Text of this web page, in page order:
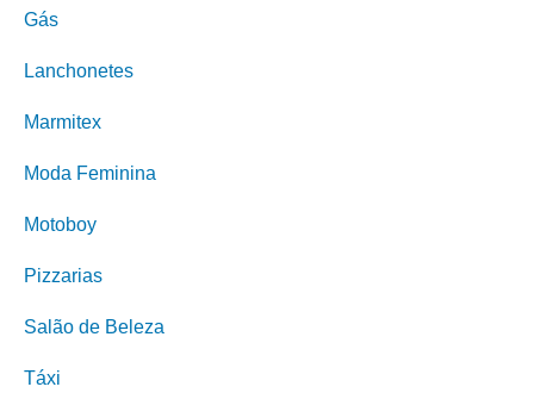
Gás
Lanchonetes
Marmitex
Moda Feminina
Motoboy
Pizzarias
Salão de Beleza
Táxi